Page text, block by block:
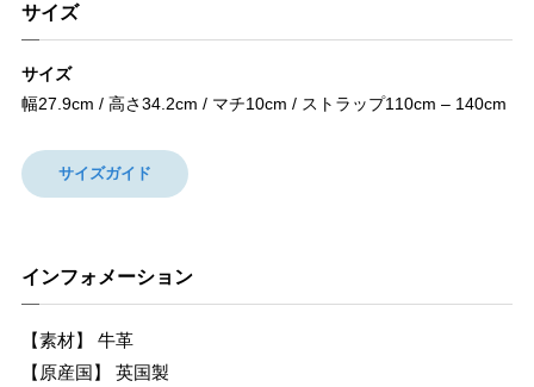
サイズ
サイズ
幅27.9cm / 高さ34.2cm / マチ10cm / ストラップ110cm – 140cm
サイズガイド
インフォメーション
【素材】 牛革
【原産国】 英国製